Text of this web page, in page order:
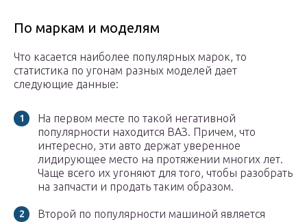
По маркам и моделям
Что касается наиболее популярных марок, то
статистика по угонам разных моделей дает
следующие данные:
На первом месте по такой негативной
популярности находится ВАЗ. Причем, что
интересно, эти авто держат уверенное
лидирующее место на протяжении многих лет.
Чаще всего их угоняют для того, чтобы разобрать
на запчасти и продать таким образом.
Второй по популярности машиной является